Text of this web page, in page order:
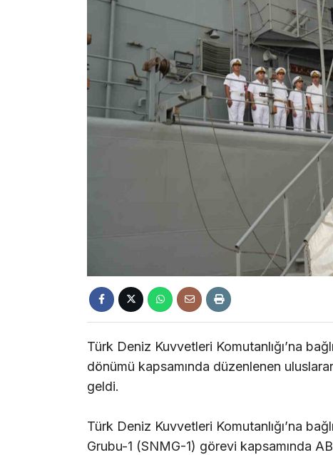
Türk Deniz Kuvvetleri Komutanlığı’na
dönümü kapsamında düzenlenen
geldi.
Türk Deniz Kuvvetleri Komutanlığı’na
Grubu-1 (SNMG-1) görevi kapsamında